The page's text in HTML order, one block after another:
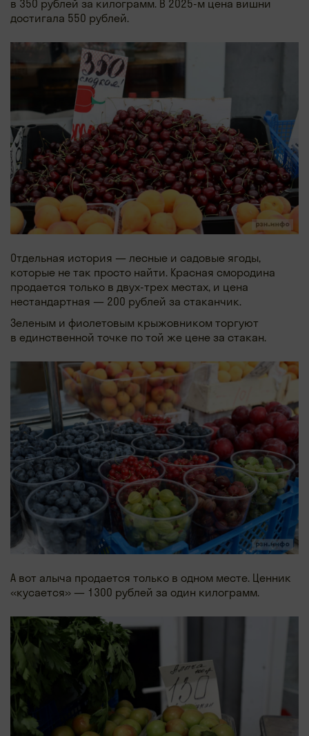
в 350 рублей за килограмм. В 2025-м цена вишни
достигала 550 рублей.
Отдельная история — лесные и садовые ягоды,
которые не так просто найти. Красная смородина
продается только в двух-трех местах, и цена
нестандартная — 200 рублей за стаканчик.
Зеленым и фиолетовым крыжовником торгуют
в единственной точке по той же цене за стакан.
А вот алыча продается только в одном месте. Ценник
«кусается» — 1300 рублей за один килограмм.